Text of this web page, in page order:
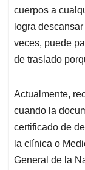
cuerpos a
logra
veces, puede
de traslado
Actualmente,
cuando la
certificado de
la clínica o
General de la